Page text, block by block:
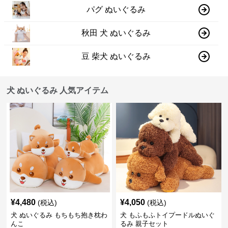
パグ ぬいぐるみ
秋田 犬 ぬいぐるみ
豆 柴犬 ぬいぐるみ
犬 ぬいぐるみ 人気アイテム
¥4,480 (税込)
犬 ぬいぐるみ もちもち抱き枕わ
んこ
¥4,050 (税込)
犬 もふもふトイプードルぬいぐ
るみ 親子セット